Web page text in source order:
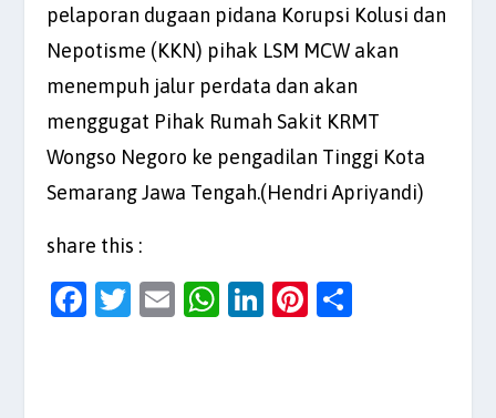
pelaporan dugaan pidana Korupsi Kolusi dan
Nepotisme (KKN) pihak LSM MCW akan
menempuh jalur perdata dan akan
menggugat Pihak Rumah Sakit KRMT
Wongso Negoro ke pengadilan Tinggi Kota
Semarang Jawa Tengah.(Hendri Apriyandi)
share this :
F
T
E
W Li
Pi